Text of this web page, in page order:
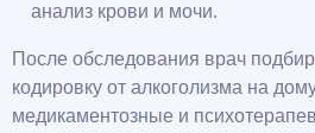
анализ крови и мочи.
После обследования врач
кодировку от алкоголизма на
медикаментозные и